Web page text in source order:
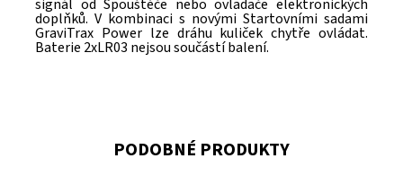
signál od Spouštěče nebo ovladače elektronických
doplňků. V kombinaci s novými Startovními sadami
GraviTrax Power lze dráhu kuliček chytře ovládat.
Baterie 2xLR03 nejsou součástí balení.
PODOBNÉ PRODUKTY